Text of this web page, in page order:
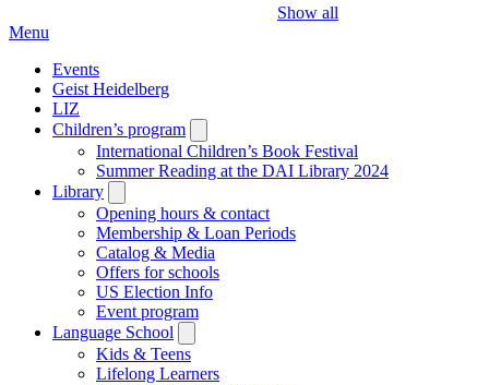
Show all
Menu
Events
Geist Heidelberg
LIZ
Children’s program
submenu
International Children’s Book Festival
Summer Reading at the DAI Library 2024
Library
submenu
Opening hours & contact
Membership & Loan Periods
Catalog & Media
Offers for schools
US Election Info
Event program
Language School
submenu
Kids & Teens
Lifelong Learners